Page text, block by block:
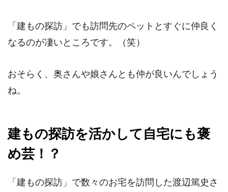
「建もの探訪」でも訪問先のペットとすぐに仲良く
なるのが凄いところです。（笑）
おそらく、奥さんや娘さんとも仲が良いんでしょう
ね。
建もの探訪を活かして自宅にも褒
め芸！？
「建もの探訪」で数々のお宅を訪問した渡辺篤史さ